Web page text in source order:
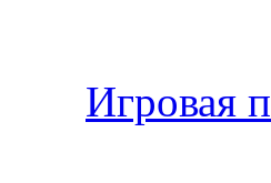
Игровая